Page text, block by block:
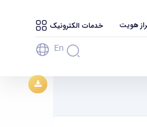
هویت خدمات الکترونیک
En